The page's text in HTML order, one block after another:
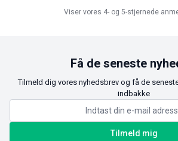
Viser vores 4- og 5-stjernede
Få de seneste
Tilmeld dig vores nyhedsbrev og få de
indbakke
Tilmeld mig